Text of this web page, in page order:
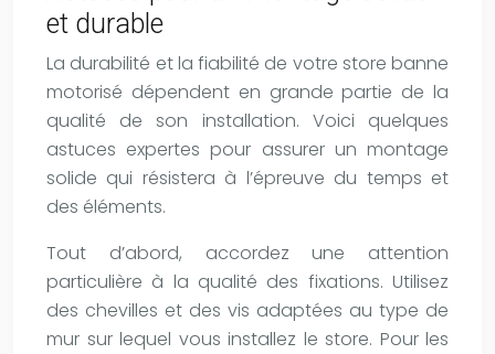
et durable
La durabilité et la fiabilité de votre store banne
motorisé dépendent en grande partie de la
qualité de son installation. Voici quelques
astuces expertes pour assurer un montage
solide qui résistera à l’épreuve du temps et
des éléments.
Tout d’abord, accordez une attention
particulière à la qualité des fixations. Utilisez
des chevilles et des vis adaptées au type de
mur sur lequel vous installez le store. Pour les